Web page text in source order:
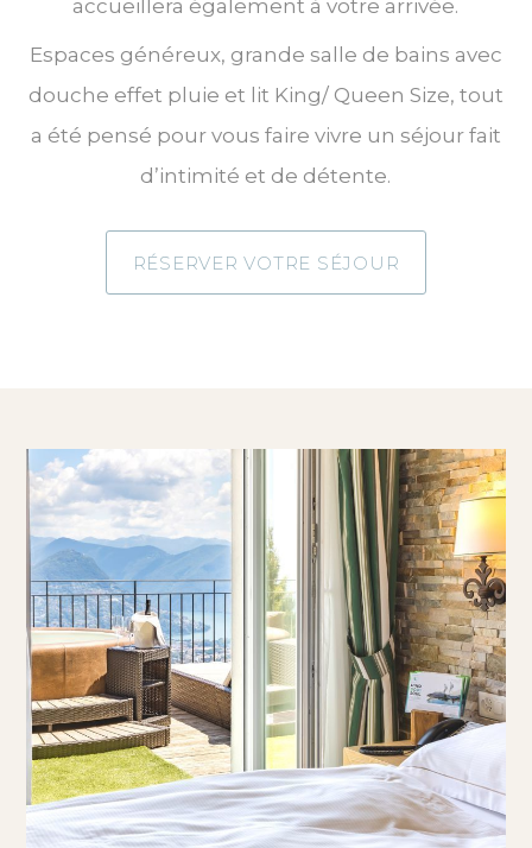
accueillera également à votre arrivée.
Espaces généreux, grande salle de bains avec
douche effet pluie et lit King/ Queen Size, tout
a été pensé pour vous faire vivre un séjour fait
d’intimité et de détente.
RÉSERVER VOTRE SÉJOUR